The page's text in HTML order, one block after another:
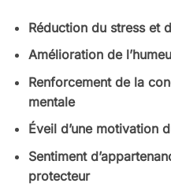
Réduction du stress et
Amélioration de
Renforcement de la
mentale
Éveil d’une motivation
Sentiment
protecteur